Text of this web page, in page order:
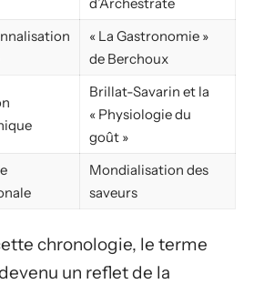
« La Gastronomie »
de Berchoux
Brillat-Savarin et la
« Physiologie du
goût »
Mondialisation des
saveurs
chronologie, le terme
un reflet de la